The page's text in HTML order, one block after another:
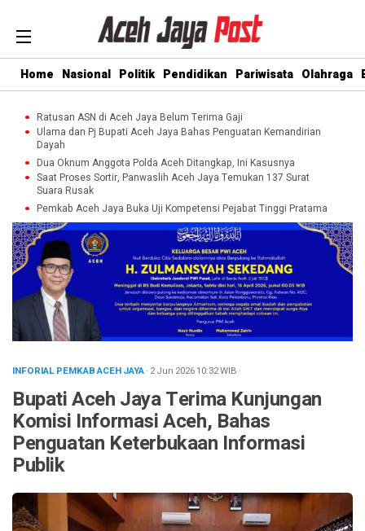
Home Nasional Politik Pendidikan Pariwisata Olahraga
Ratusan ASN di Aceh Jaya Belum Terima Gaji
Ulama dan Pj Bupati Aceh Jaya Bahas Penguatan Kemandirian
Dayah
Dua Oknum Anggota Polda Aceh Ditangkap, Ini Kasusnya
Saat Proses Sortir, Panwaslih Aceh Jaya Temukan 137 Surat
Suara Rusak
Pemkab Aceh Jaya Buka Uji Kompetensi Pejabat Tinggi Pratama
INFORIAL PEMKAB ACEH JAYA· 2 Jun 202610:32WIB ·
Bupati Aceh Jaya Terima Kunjungan
Komisi Informasi Aceh, Bahas
Penguatan Keterbukaan Informasi
Publik